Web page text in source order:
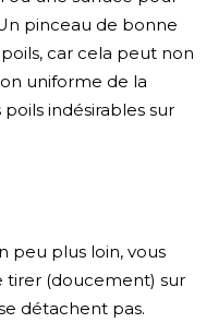
pinceau de bonne
car cela peut non
uniforme de la
poils indésirables sur
peu plus loin, vous
tirer (doucement) sur
détachent pas.